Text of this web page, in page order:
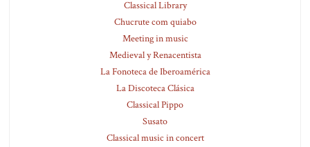
Classical Library
Chucrute com quiabo
Meeting in music
Medieval y Renacentista
La Fonoteca de Iberoamérica
La Discoteca Clásica
Classical Pippo
Susato
Classical music in concert